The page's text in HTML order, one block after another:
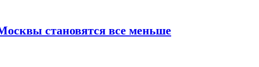
становятся все меньше